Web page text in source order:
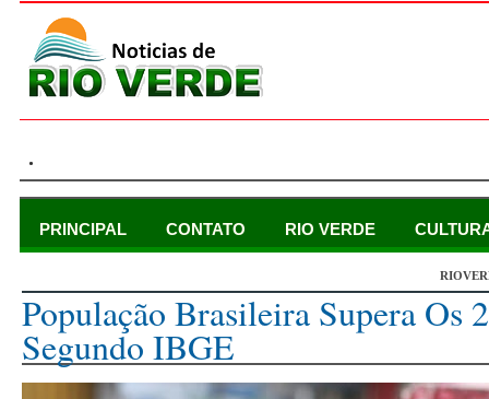
.
PRINCIPAL CONTATO RIO VERDE
População Brasileira Supera Os
Segundo IBGE